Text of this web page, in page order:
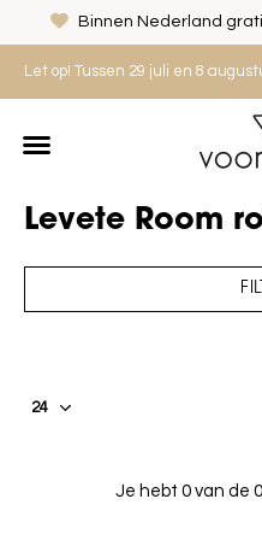
Binnen Nederland
Levete Room
Je hebt 0 van de